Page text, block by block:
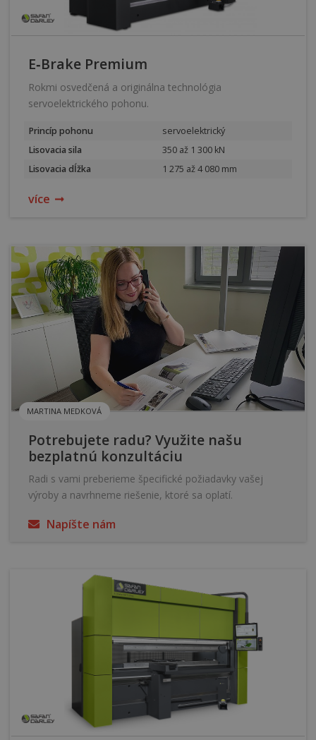
E‑Brake Premium
Rokmi osvedčená a originálna technológia
servoelektrického pohonu.
Princíp pohonu
servoelektrický
Lisovacia sila
350 až 1 300 kN
Lisovacia dĺžka
1 275 až 4 080 mm
více
MARTINA MEDKOVÁ
Potrebujete radu? Využite našu
bezplatnú konzultáciu
Radi s vami preberieme špecifické požiadavky vašej
výroby a navrhneme riešenie, ktoré sa oplatí.
Napíšte nám